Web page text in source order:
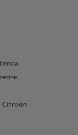
Citroën